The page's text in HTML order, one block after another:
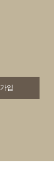
가입